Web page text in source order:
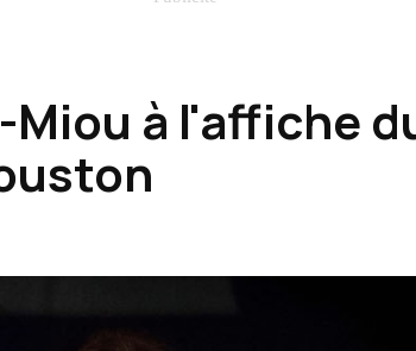
à l'affiche